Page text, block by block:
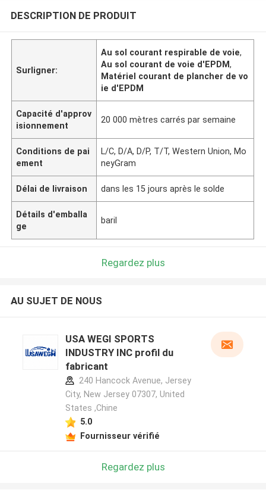
DESCRIPTION DE PRODUIT
Surligner:
Au sol courant respirable de voie,
Au sol courant de voie d'EPDM,
Matériel courant de plancher de vo
ie d'EPDM
Capacité d'approv
isionnement
20 000 mètres carrés par semaine
Conditions de pai
ement
L/C, D/A, D/P, T/T, Western Union, Mo
neyGram
Délai de livraison dans les 15 jours après le solde
Détails d'emballa
ge
baril
Regardez plus
AU SUJET DE NOUS
USA WEGI SPORTS
INDUSTRY INC profil du
fabricant
240 Hancock Avenue, Jersey
City, New Jersey 07307, United
States ,Chine
5.0
Fournisseur vérifié
Regardez plus